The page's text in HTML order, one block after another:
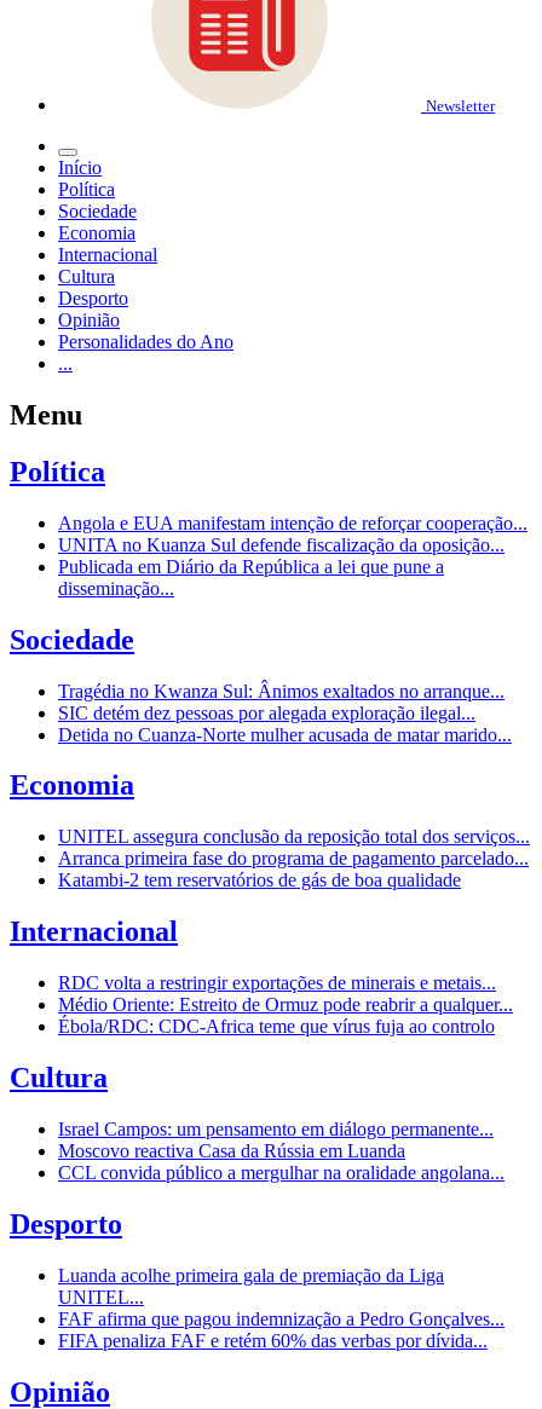
Newsletter
Início
Política
Sociedade
Economia
Internacional
Cultura
Desporto
Opinião
Personalidades do Ano
...
Menu
Política
Angola e EUA manifestam intenção de reforçar cooperação...
UNITA no Kuanza Sul defende fiscalização da oposição...
Publicada em Diário da República a lei que pune a
disseminação...
Sociedade
Tragédia no Kwanza Sul: Ânimos exaltados no arranque...
SIC detém dez pessoas por alegada exploração ilegal...
Detida no Cuanza-Norte mulher acusada de matar marido...
Economia
UNITEL assegura conclusão da reposição total dos serviços...
Arranca primeira fase do programa de pagamento parcelado...
Katambi-2 tem reservatórios de gás de boa qualidade
Internacional
RDC volta a restringir exportações de minerais e metais...
Médio Oriente: Estreito de Ormuz pode reabrir a qualquer...
Ébola/RDC: CDC-Africa teme que vírus fuja ao controlo
Cultura
Israel Campos: um pensamento em diálogo permanente...
Moscovo reactiva Casa da Rússia em Luanda
CCL convida público a mergulhar na oralidade angolana...
Desporto
Luanda acolhe primeira gala de premiação da Liga
UNITEL...
FAF afirma que pagou indemnização a Pedro Gonçalves...
FIFA penaliza FAF e retém 60% das verbas por dívida...
Opinião